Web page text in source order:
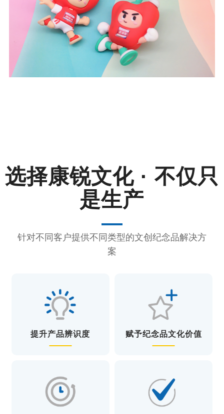
选择康锐文化 · 不仅只
是生产
针对不同客户提供不同类型的文创纪念品解决方
案
提升产品辨识度 赋予纪念品文化价值